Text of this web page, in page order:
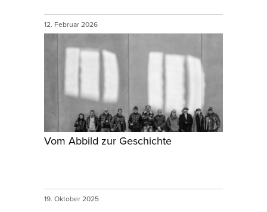
12. Februar 2026
Vom Abbild zur Geschichte
19. Oktober 2025